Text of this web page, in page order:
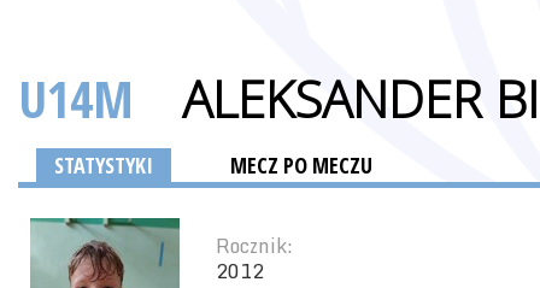
U14M ALEKSANDER
STATYSTYKI MECZ PO MECZU
Rocznik:
2012